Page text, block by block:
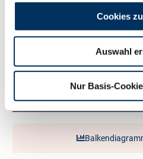
Cookies
Auswahl
Nur Basis-
RZRobot
RZE
Milchtyp